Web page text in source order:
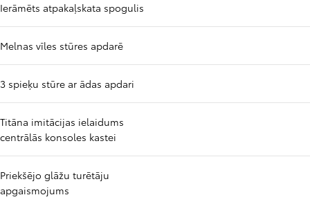
Ierāmēts atpakaļskata spogulis
Melnas vīles stūres apdarē
3 spieķu stūre ar ādas apdari
Titāna imitācijas ielaidums
centrālās konsoles kastei
Priekšējo glāžu turētāju
apgaismojums